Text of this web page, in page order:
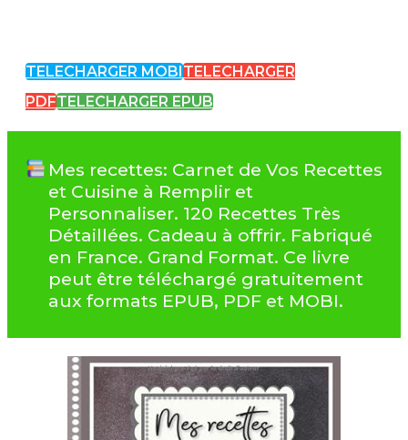
TELECHARGER MOBI TELECHARGER
PDFTELECHARGER EPUB
Mes recettes: Carnet de Vos Recettes
et Cuisine à Remplir et
Personnaliser. 120 Recettes Très
Détaillées. Cadeau à offrir. Fabriqué
en France. Grand Format. Ce livre
peut être téléchargé gratuitement
aux formats EPUB, PDF et MOBI.